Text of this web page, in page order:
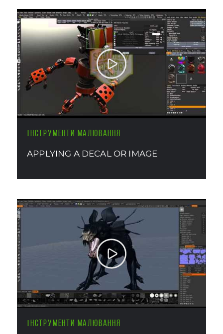
ІНСТРУМЕНТИ МАЛЮВАННЯ
APPLYING A DECAL OR IMAGE
ІНСТРУМЕНТИ МАЛЮВАННЯ